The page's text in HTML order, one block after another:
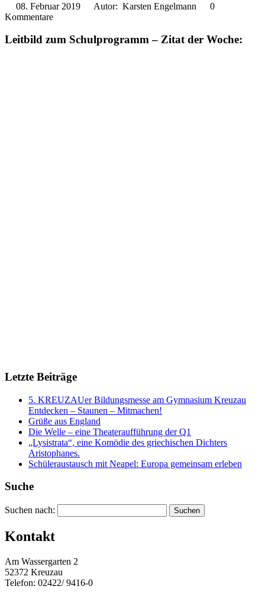
08. Februar 2019 Autor: Karsten Engelmann
0
Kommentare
Leitbild zum Schulprogramm – Zitat der Woche:
Letzte Beiträge
5. KREUZAUer Bildungsmesse am Gymnasium Kreuzau
Entdecken – Staunen – Mitmachen!
Grüße aus England
Die Welle – eine Theateraufführung der Q1
„Lysistrata“, eine Komödie des griechischen Dichters
Aristophanes.
Schüleraustausch mit Neapel: Europa gemeinsam erleben
Suche
Suchen nach:
Kontakt
Am Wassergarten 2
52372 Kreuzau
Telefon: 02422/ 9416-0